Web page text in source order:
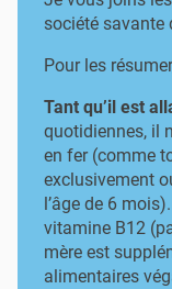
société savante
Pour les
Tant qu’il est
quotidiennes, il
en fer (comme
exclusivement
l’âge de 6
vitamine B12
mère est
alimentaires